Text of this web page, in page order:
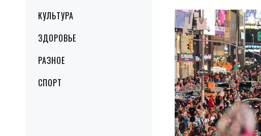
КУЛЬТУРА
ЗДОРОВЬЕ
РАЗНОЕ
СПОРТ